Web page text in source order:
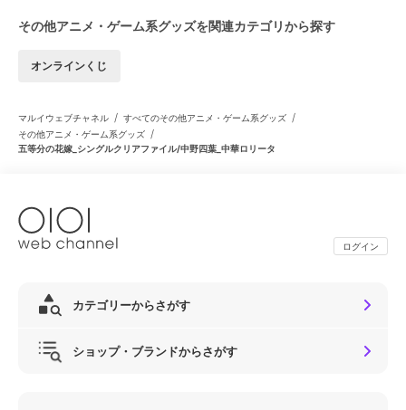
その他アニメ・ゲーム系グッズを関連カテゴリから探す
オンラインくじ
マルイウェブチャネル / すべてのその他アニメ・ゲーム系グッズ /
その他アニメ・ゲーム系グッズ /
五等分の花嫁_シングルクリアファイル/中野四葉_中華ロリータ
ログイン
カテゴリーからさがす
ショップ・ブランドからさがす